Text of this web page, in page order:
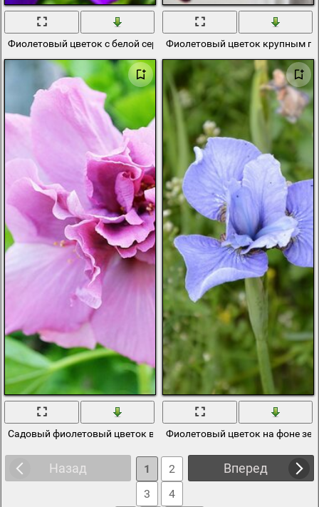
Фиолетовый цветок с белой серединкойФиолетовый цветок крупным
Садовый фиолетовый цветок в зелениФиолетовый цветок на фоне
Назад Вперед
1
2
3
4